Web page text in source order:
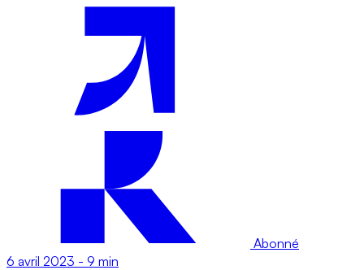
Abonné
6 avril 2023 - 9 min